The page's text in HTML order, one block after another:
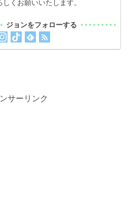
しくお願いいたします。
ジョンをフォローする
サーリンク